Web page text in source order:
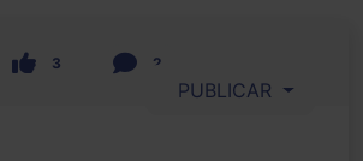
3 2
PUBLICAR